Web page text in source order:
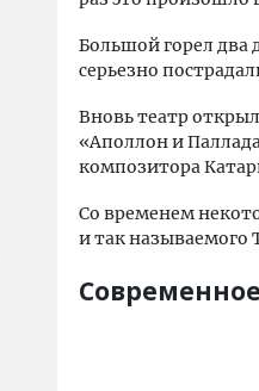
Большой горел два
серьезно
Вновь театр
«Аполлон и
композитора
Со временем
и так называемого